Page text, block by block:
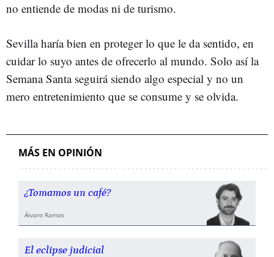
no entiende de modas ni de turismo.
Sevilla haría bien en proteger lo que le da sentido, en
cuidar lo suyo antes de ofrecerlo al mundo. Solo así la
Semana Santa seguirá siendo algo especial y no un
mero entretenimiento que se consume y se olvida.
MÁS EN OPINIÓN
¿Tomamos un café?
Álvaro Ramos
El eclipse judicial